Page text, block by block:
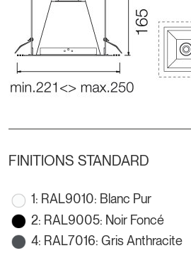
FINITIONS STANDARD
1: RAL9010: Blanc Pur
2: RAL9005: Noir Foncé
4: RAL7016: Gris Anthracite